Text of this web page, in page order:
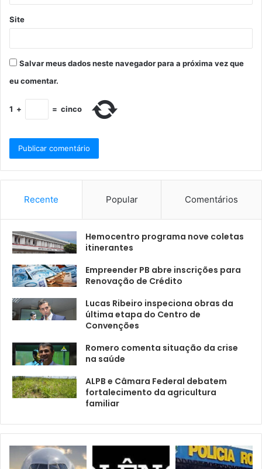
Site
Salvar meus dados neste navegador para a próxima vez que
eu comentar.
1 + = cinco
Recente Popular Comentários
Hemocentro programa nove coletas
itinerantes
Empreender PB abre inscrições para
Renovação de Crédito
Lucas Ribeiro inspeciona obras da
última etapa do Centro de
Convenções
Romero comenta situação da crise
na saúde
ALPB e Câmara Federal debatem
fortalecimento da agricultura
familiar